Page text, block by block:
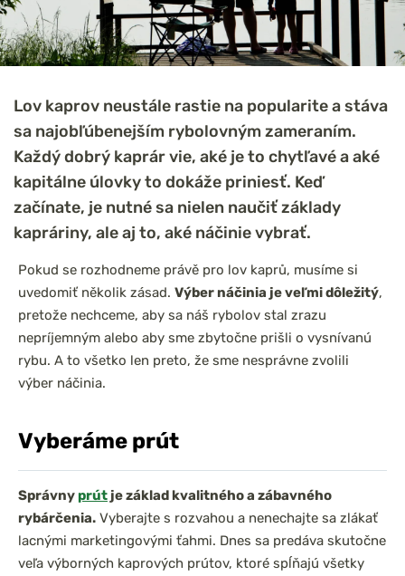
Lov kaprov neustále rastie na popularite a stáva
sa najobľúbenejším rybolovným zameraním.
Každý dobrý kaprár vie, aké je to chytľavé a aké
kapitálne úlovky to dokáže priniesť. Keď
začínate, je nutné sa nielen naučiť základy
kapráriny, ale aj to, aké náčinie vybrať.
Pokud se rozhodneme právě pro lov kaprů, musíme si
uvedomiť několik zásad. Výber náčinia je veľmi dôležitý,
pretože nechceme, aby sa náš rybolov stal zrazu
nepríjemným alebo aby sme zbytočne prišli o vysnívanú
rybu. A to všetko len preto, že sme nesprávne zvolili
výber náčinia.
Vyberáme prút
Správnyprút je základ kvalitného a zábavného
rybárčenia. Vyberajte s rozvahou a nenechajte sa zlákať
lacnými marketingovými ťahmi. Dnes sa predáva skutočne
veľa výborných kaprových prútov, ktoré spĺňajú všetky